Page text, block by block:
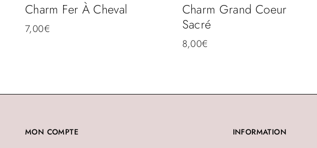
Charm Fer À Cheval
7,00€
Charm Grand Coeur
Sacré
8,00€
MON COMPTE INFORMATION